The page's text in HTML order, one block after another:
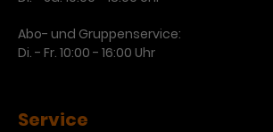
Abo- und Gruppenservice:
Di. - Fr. 10:00 - 16:00 Uhr
Service